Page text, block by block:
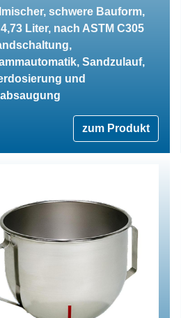
schwere Bauform,
4,73 Liter, nach ASTM C305
Sandzulauf,
und
zum Produkt